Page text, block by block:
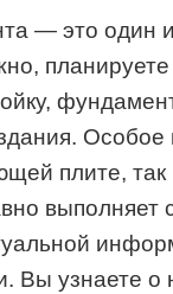
— это один
плите, так
выполняет
Вы узнаете